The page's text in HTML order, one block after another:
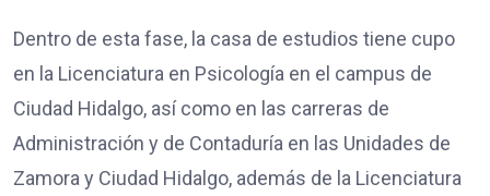
Dentro de esta fase, la casa de estudios tiene cupo
en la Licenciatura en Psicología en el campus de
Ciudad Hidalgo, así como en las carreras de
Administración y de Contaduría en las Unidades de
Zamora y Ciudad Hidalgo, además de la Licenciatura